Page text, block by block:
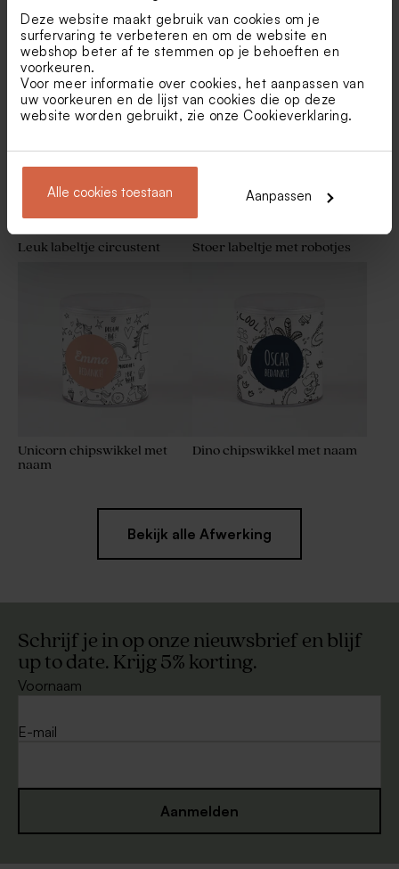
Deze website maakt gebruik van cookies om je
surfervaring te verbeteren en om de website en
webshop beter af te stemmen op je behoeften en
voorkeuren.
Voor meer informatie over cookies, het aanpassen van
uw voorkeuren en de lijst van cookies die op deze
website worden gebruikt, zie onze Cookieverklaring.
Alle cookies toestaan Aanpassen
Geel label 'superjarig' van
Wonderwalls
Rond label voor prinsessen
traktatie
Leuk labeltje circustent Stoer labeltje met robotjes
Unicorn chipswikkel met
naam
Dino chipswikkel met naam
Bekijk alle Afwerking
Schrijf je in op onze nieuwsbrief en blijf
up to date. Krijg 5% korting.
Voornaam
E-mail
Aanmelden